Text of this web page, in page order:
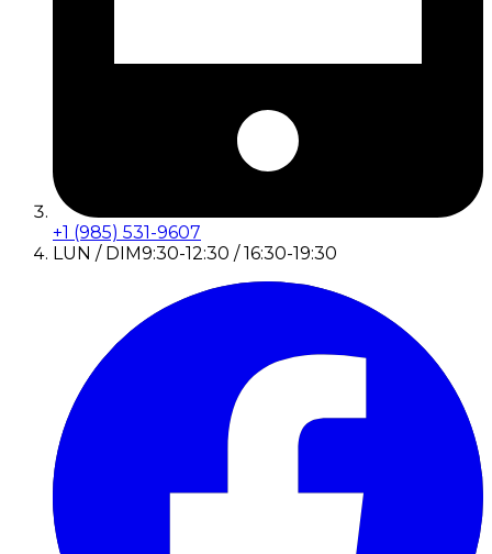
+1 (985) 531-9607
LUN / DIM9:30-12:30 / 16:30-19:30